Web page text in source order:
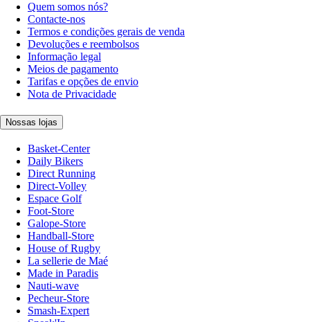
Quem somos nós?
Contacte-nos
Termos e condições gerais de venda
Devoluções e reembolsos
Informação legal
Meios de pagamento
Tarifas e opções de envio
Nota de Privacidade
Nossas lojas
Basket-Center
Daily Bikers
Direct Running
Direct-Volley
Espace Golf
Foot-Store
Galope-Store
Handball-Store
House of Rugby
La sellerie de Maé
Made in Paradis
Nauti-wave
Pecheur-Store
Smash-Expert